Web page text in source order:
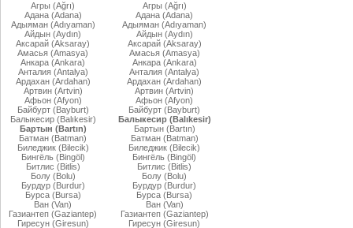
Агры (Ağrı)
Адана (Adana)
Адыяман (Adıyaman)
Айдын (Aydın)
Аксарай (Aksaray)
Амасья (Amasya)
Анкара (Ankara)
Анталия (Antalya)
Ардахан (Ardahan)
Артвин (Artvin)
Афьон (Afyon)
Байбурт (Bayburt)
Балыкесир (Balıkesir)
Бартын (Bartın)
Батман (Batman)
Биледжик (Bilecik)
Бингёль (Bingöl)
Битлис (Bitlis)
Болу (Bolu)
Бурдур (Burdur)
Бурса (Bursa)
Ван (Van)
Газиантеп (Gaziantep)
Гиресун (Giresun)
Агры (Ağrı)
Адана (Adana)
Адыяман (Adıyaman)
Айдын (Aydın)
Аксарай (Aksaray)
Амасья (Amasya)
Анкара (Ankara)
Анталия (Antalya)
Ардахан (Ardahan)
Артвин (Artvin)
Афьон (Afyon)
Байбурт (Bayburt)
Балыкесир (Balıkesir)
Бартын (Bartın)
Батман (Batman)
Биледжик (Bilecik)
Бингёль (Bingöl)
Битлис (Bitlis)
Болу (Bolu)
Бурдур (Burdur)
Бурса (Bursa)
Ван (Van)
Газиантеп (Gaziantep)
Гиресун (Giresun)